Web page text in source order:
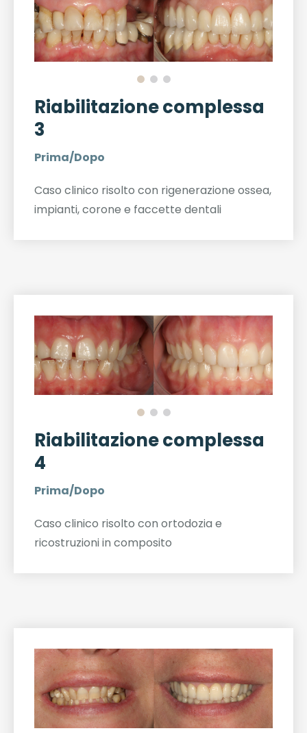
Riabilitazione complessa
3
Prima/Dopo
Caso clinico risolto con rigenerazione ossea,
impianti, corone e faccette dentali
Riabilitazione complessa
4
Prima/Dopo
Caso clinico risolto con ortodozia e
ricostruzioni in composito